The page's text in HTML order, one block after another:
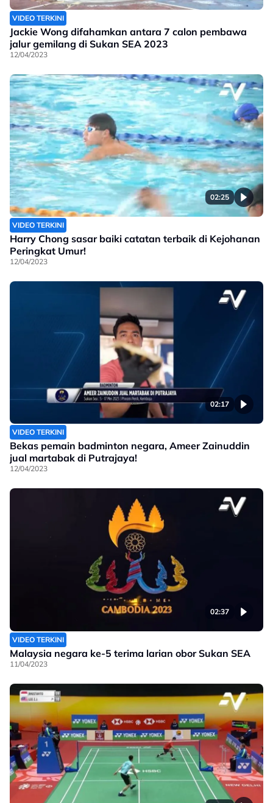
VIDEO TERKINI
Jackie Wong difahamkan antara 7 calon pembawa
jalur gemilang di Sukan SEA 2023
12/04/2023
02:25
VIDEO TERKINI
Harry Chong sasar baiki catatan terbaik di Kejohanan
Peringkat Umur!
12/04/2023
02:17
VIDEO TERKINI
Bekas pemain badminton negara, Ameer Zainuddin
jual martabak di Putrajaya!
12/04/2023
02:37
VIDEO TERKINI
Malaysia negara ke-5 terima larian obor Sukan SEA
11/04/2023